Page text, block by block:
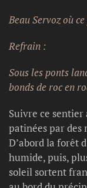
Beau Servoz où
Refrain :
Sous les ponts
bonds de roc en
Suivre ce
patinées par des
D’abord la forêt
humide, puis,
soleil sortent